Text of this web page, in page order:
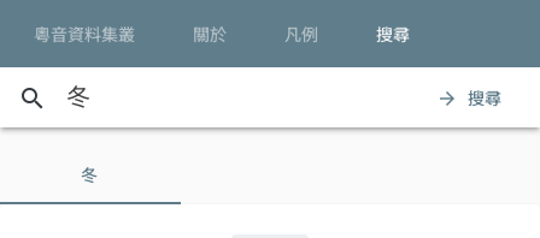
粵音資料集叢 關於 凡例 搜尋
search arrow_forward 搜尋
冬